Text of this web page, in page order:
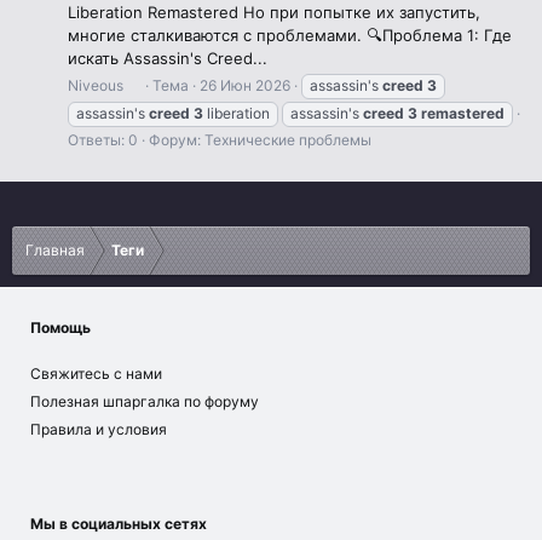
Liberation Remastered Но при попытке их запустить,
многие сталкиваются с проблемами. 🔍Проблема 1: Где
искать Assassin's Creed...
Niveous Тема 26 Июн 2026 assassin's creed 3
assassin's creed 3 liberation assassin's creed 3 remastered
Ответы: 0
Форум: Технические проблемы
Главная Теги
Помощь
Свяжитесь с нами
Полезная шпаргалка по форуму
Правила и условия
Мы в социальных сетях